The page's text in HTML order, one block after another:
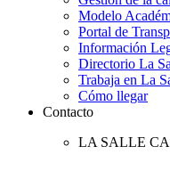
Modelo
Portal de
Información
Directorio La
Trabaja en La
Cómo llegar
Contacto
LA SALLE